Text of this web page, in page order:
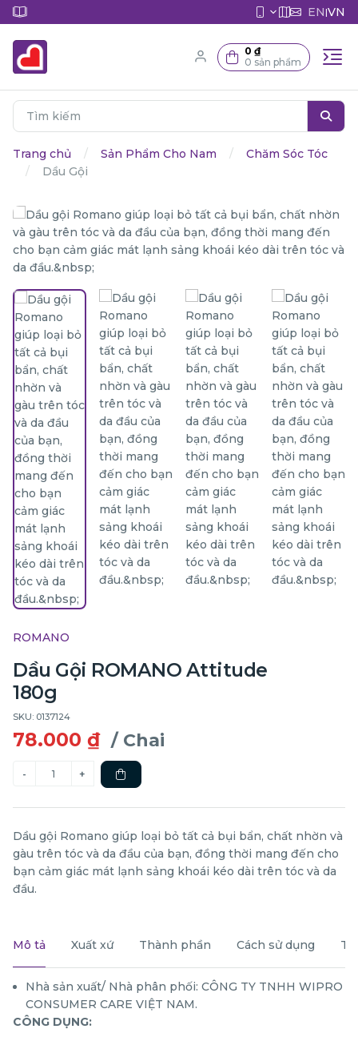
EN|VN
0 ₫
0 sản phẩm
Trang chủ Sản Phẩm Cho Nam
Chăm Sóc Tóc
Dầu Gội
ROMANO
Dầu Gội ROMANO Attitude
180g
SKU: 0137124
78.000 ₫ / Chai
Dầu gội Romano giúp loại bỏ tất cả bụi bẩn, chất nhờn và
gàu trên tóc và da đầu của bạn, đồng thời mang đến cho
bạn cảm giác mát lạnh sảng khoái kéo dài trên tóc và da
đầu.
Mô tả Xuất xứ Thành phần Cách sử dụng
Nhà sản xuất/ Nhà phân phối: CÔNG TY TNHH WIPRO
CONSUMER CARE VIỆT NAM.
CÔNG DỤNG: